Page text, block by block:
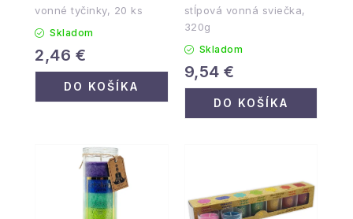
vonné tyčinky, 20 ks
Skladom
2,46 €
DO KOŠÍKA
stĺpová vonná sviečka,
320g
Skladom
9,54 €
DO KOŠÍKA